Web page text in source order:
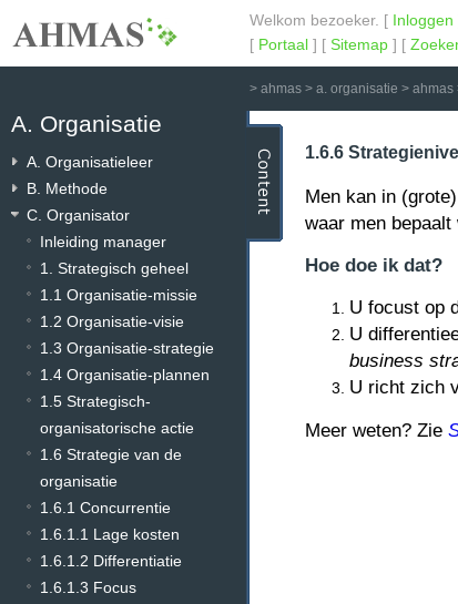
Welkom bezoeker. [ Inloggen
[ Portaal ] [ Sitemap ] [
> ahmas > a. organisatie > ahmas
A. Organisatie
A. Organisatieleer
B. Methode
C. Organisator
Inleiding manager
1. Strategisch geheel
1.1 Organisatie-missie
1.2 Organisatie-visie
1.3 Organisatie-strategie
1.4 Organisatie-plannen
1.5 Strategisch-
organisatorische actie
1.6 Strategie van de
organisatie
1.6.1 Concurrentie
1.6.1.1 Lage kosten
1.6.1.2 Differentiatie
1.6.1.3 Focus
1.6.6
Men kan in
waar men
Hoe doe ik dat?
U focust op
U
business
U richt zich
Meer weten? Zie